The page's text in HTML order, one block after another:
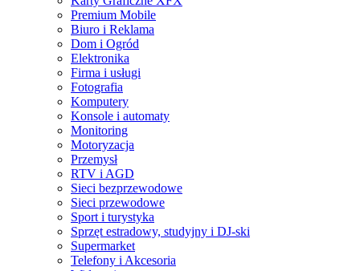
Premium Mobile
Biuro i Reklama
Dom i Ogród
Elektronika
Firma i usługi
Fotografia
Komputery
Konsole i automaty
Monitoring
Motoryzacja
Przemysł
RTV i AGD
Sieci bezprzewodowe
Sieci przewodowe
Sport i turystyka
Sprzęt estradowy, studyjny i DJ-ski
Supermarket
Telefony i Akcesoria